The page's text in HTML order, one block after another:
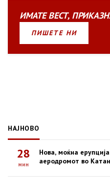
ИМАТЕВЕСТ,
ПИШЕТЕ НИ
НАЈНОВО
28
мин
Нова, моќна
аеродромот во